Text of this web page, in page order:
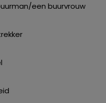
een buurvrouw